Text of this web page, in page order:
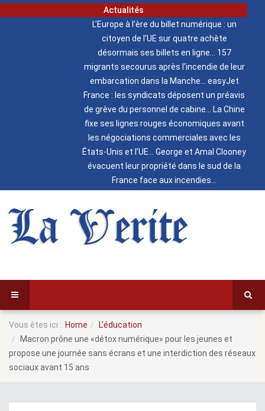
Actualités
L’Europe à l’ère du billet numérique : un
citoyen de l’UE sur quatre achète
désormais ses billets en ligne
157
migrants secourus après l’incendie de leur
embarcation dans la Manche
easyJet
France : les syndicats déposent un préavis
de grève du personnel de cabine
La Chine
fixe ses lignes rouges économiques avant
les négociations commerciales avec les
États-Unis et l’UE
George et Amal Clooney
évacuent leur propriété dans le sud de la
France face aux incendies
La Verite
Vous êtes ici : Home
L'éducation
Macron prône une «détox numérique» pour les jeunes et
propose une journée sans écrans et une interdiction des réseaux
sociaux avant 15 ans